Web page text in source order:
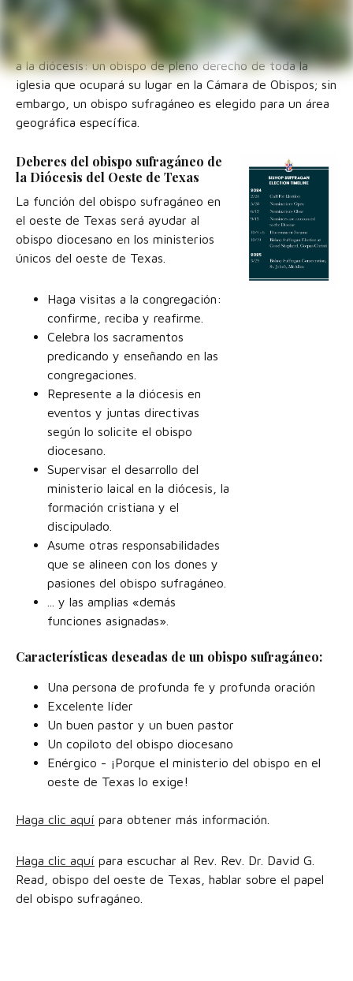
¿Qué es un obispo sufragáneo?
Un obispo sufragáneo es un obispo elegido para apoyar
a la diócesis: un obispo de pleno derecho de toda la
iglesia que ocupará su lugar en la Cámara de Obispos; sin
embargo, un obispo sufragáneo es elegido para un área
geográfica específica.
Deberes del obispo sufragáneo de
la Diócesis del Oeste de Texas
La función del obispo sufragáneo en
el oeste de Texas será ayudar al
obispo diocesano en los ministerios
únicos del oeste de Texas.
Haga visitas a la congregación:
confirme, reciba y reafirme.
Celebra los sacramentos
predicando y enseñando en las
congregaciones.
Represente a la diócesis en
eventos y juntas directivas
según lo solicite el obispo
diocesano.
Supervisar el desarrollo del
ministerio laical en la diócesis, la
formación cristiana y el
discipulado.
Asume otras responsabilidades
que se alineen con los dones y
pasiones del obispo sufragáneo.
... y las amplias «demás
funciones asignadas».
Características deseadas de un obispo sufragáneo:
Una persona de profunda fe y profunda oración
Excelente líder
Un buen pastor y un buen pastor
Un copiloto del obispo diocesano
Enérgico - ¡Porque el ministerio del obispo en el
oeste de Texas lo exige!
Haga clic aquí para obtener más información.
Haga clic aquí para escuchar al Rev. Rev. Dr. David G.
Read, obispo del oeste de Texas, hablar sobre el papel
del obispo sufragáneo.